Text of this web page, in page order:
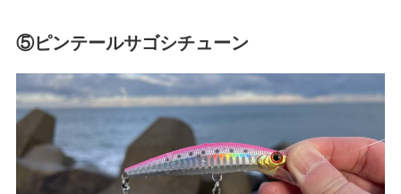
⑤ピンテールサゴシチューン